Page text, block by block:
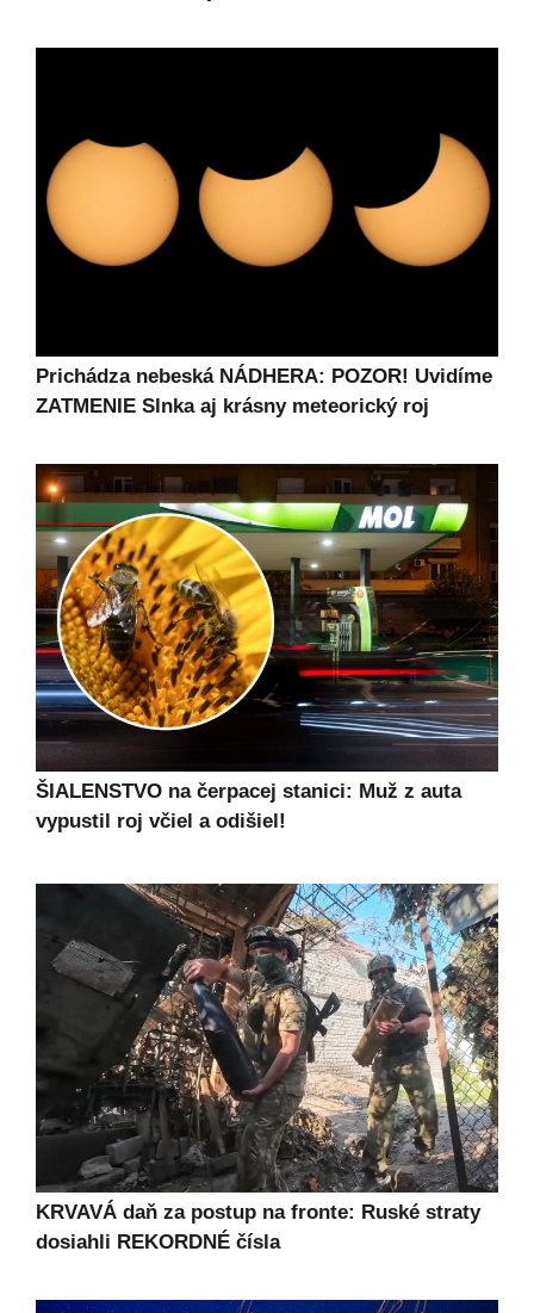
Prichádza nebeská NÁDHERA: POZOR! Uvidíme
ZATMENIE Slnka aj krásny meteorický roj
ŠIALENSTVO na čerpacej stanici: Muž z auta
vypustil roj včiel a odišiel!
KRVAVÁ daň za postup na fronte: Ruské straty
dosiahli REKORDNÉ čísla